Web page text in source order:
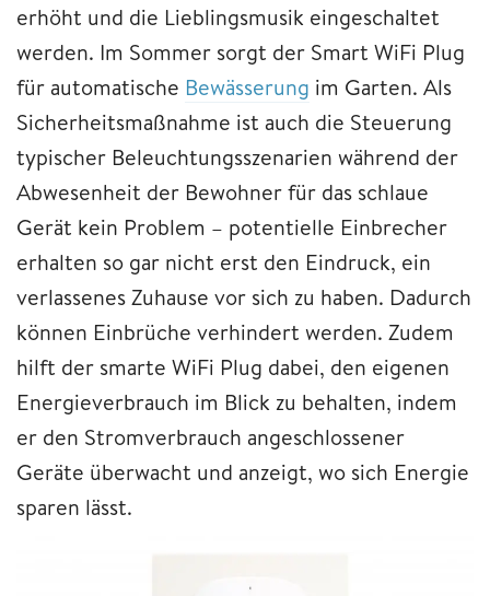
erhöht und die Lieblingsmusik eingeschaltet
werden. Im Sommer sorgt der Smart WiFi Plug
für automatische Bewässerung im Garten. Als
Sicherheitsmaßnahme ist auch die Steuerung
typischer Beleuchtungsszenarien während der
Abwesenheit der Bewohner für das schlaue
Gerät kein Problem – potentielle Einbrecher
erhalten so gar nicht erst den Eindruck, ein
verlassenes Zuhause vor sich zu haben. Dadurch
können Einbrüche verhindert werden. Zudem
hilft der smarte WiFi Plug dabei, den eigenen
Energieverbrauch im Blick zu behalten, indem
er den Stromverbrauch angeschlossener
Geräte überwacht und anzeigt, wo sich Energie
sparen lässt.